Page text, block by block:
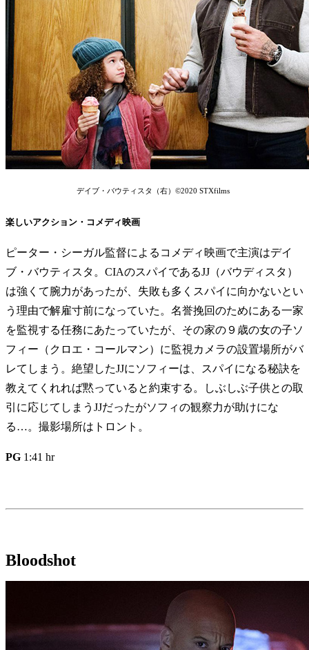
デイブ・バウティスタ（右）©2020 STXfilms
楽しいアクション・コメディ映画
ピーター・シーガル監督によるコメディ映画で主演はデイ
ブ・バウティスタ。CIAのスパイであるJJ（バウディスタ）
は強くて腕力があったが、失敗も多くスパイに向かないとい
う理由で解雇寸前になっていた。名誉挽回のためにある一家
を監視する任務にあたっていたが、その家の９歳の女の子ソ
フィー（クロエ・コールマン）に監視カメラの設置場所がバ
レてしまう。絶望したJJにソフィーは、スパイになる秘訣を
教えてくれれば黙っていると約束する。しぶしぶ子供との取
引に応じてしまうJJだったがソフィの観察力が助けにな
る…。撮影場所はトロント。
PG 1:41 hr
Bloodshot